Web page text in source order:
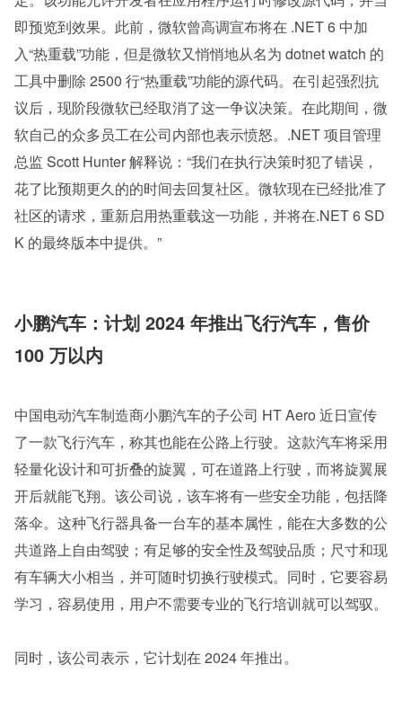
即预览到效果。此前，微软曾高调宣布将在 .NET 6 中加
入“热重载”功能，但是微软又悄悄地从名为 dotnet watch 的
工具中删除 2500 行“热重载”功能的源代码。在引起强烈抗
议后，现阶段微软已经取消了这一争议决策。在此期间，微
软自己的众多员工在公司内部也表示愤怒。.NET 项目管理
总监 Scott Hunter 解释说：“我们在执行决策时犯了错误，
花了比预期更久的的时间去回复社区。微软现在已经批准了
社区的请求，重新启用热重载这一功能，并将在.NET 6 SD
K 的最终版本中提供。”
小鹏汽车：计划 2024 年推出飞行汽车，售价
100 万以内
中国电动汽车制造商小鹏汽车的子公司 HT Aero 近日宣传
了一款飞行汽车，称其也能在公路上行驶。这款汽车将采用
轻量化设计和可折叠的旋翼，可在道路上行驶，而将旋翼展
开后就能飞翔。该公司说，该车将有一些安全功能，包括降
落伞。这种飞行器具备一台车的基本属性，能在大多数的公
共道路上自由驾驶；有足够的安全性及驾驶品质；尺寸和现
有车辆大小相当，并可随时切换行驶模式。同时，它要容易
学习，容易使用，用户不需要专业的飞行培训就可以驾驭。
同时，该公司表示，它计划在 2024 年推出。